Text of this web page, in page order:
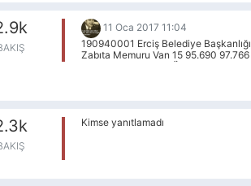
fazla bilgimiz yok.
11 Oca 2017 11:04
190940001 Erciş Belediye Başkanlığı
Zabıta Memuru Van 15 95.690 97.766
Kaloriferci Giresun 1 93.057 93.057
Kimse yanıtlamadı